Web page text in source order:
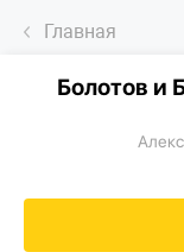
Главная
Болотов и